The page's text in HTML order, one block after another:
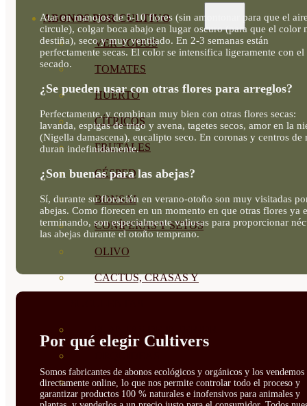
ABONOS POR CULTIVO
VER TODOS
TOMATES
HUERTO
CÍTRICOS
FRUTALES
CÉSPED
BONSAI
CONÍFERAS Y SETOS
OLIVO
CACTUS, CRASAS Y
ORNAMENTALES
Atar en manojos de 5-10 flores (sin amontonar para que el
circule), colgar boca abajo en lugar oscuro (para que el color
destiña), seco y muy ventilado. En 2-3 semanas están
perfectamente secas. El color se intensifica ligeramente con el
secado.
¿Se pueden usar con otras flores para arreglos?
Perfectamente, y combinan muy bien con otras flores secas:
lavanda, espigas de trigo y avena, tagetes secos, amor en la
(Nigella damascena), eucalipto seco. En coronas y centros de
duran indefinidamente.
¿Son buenas para las abejas?
Sí, durante su floración en verano-otoño son muy visitadas
abejas. Como florecen en un momento en que otras flores ya
terminando, son especialmente valiosas para proporcionar
las abejas durante el otoño temprano.
Por qué elegir Cultivers
Somos fabricantes de abonos ecológicos y orgánicos y los vendemos
directamente online, lo que nos permite controlar todo el proceso y
garantizar productos 100 % naturales e inofensivos para animales y